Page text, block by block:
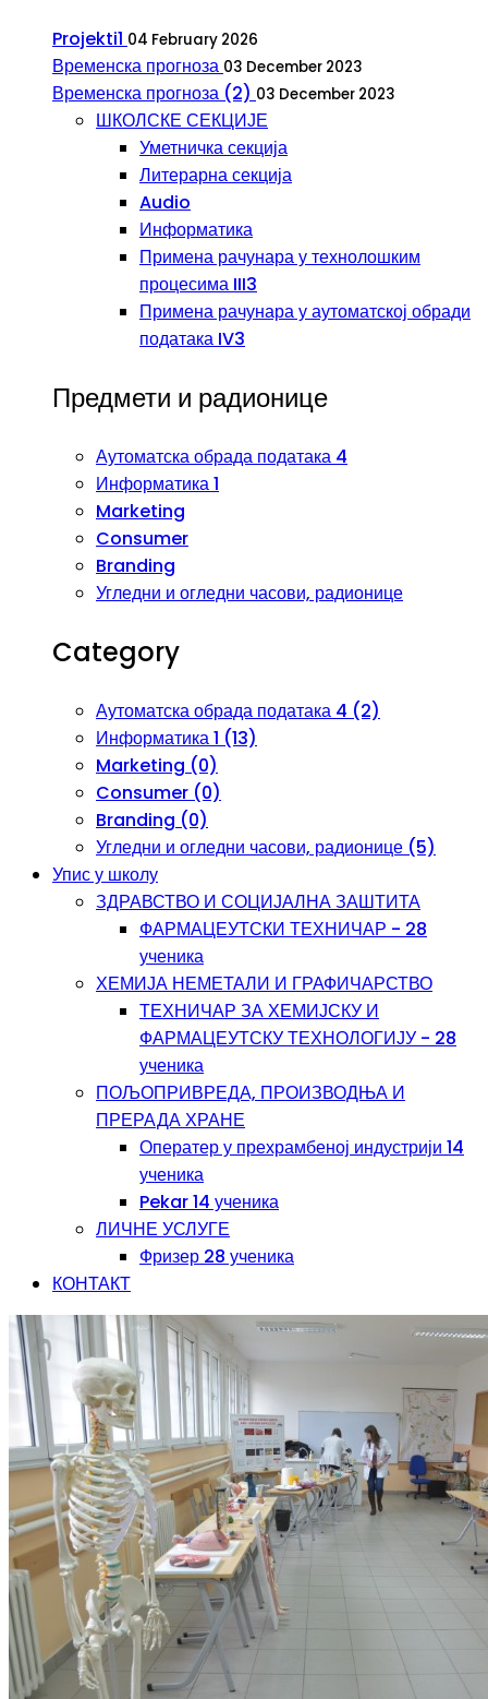
Projekti1 04 February 2026
Временска прогноза 03 December 2023
Временска прогноза (2) 03 December 2023
ШКОЛСКЕ СЕКЦИЈЕ
Уметничка секција
Литерарна секција
Audio
Информатика
Примена рачунара у технолошким
процесима III3
Примена рачунара у аутоматској обради
података IV3
Предмети и радионице
Аутоматска обрада података 4
Информатика 1
Marketing
Consumer
Branding
Угледни и огледни часови, радионице
Category
Аутоматска обрада података 4 (2)
Информатика 1 (13)
Marketing (0)
Consumer (0)
Branding (0)
Угледни и огледни часови, радионице (5)
Упис у школу
ЗДРАВСТВО И СОЦИЈАЛНА ЗАШТИТА
ФАРМАЦЕУТСКИ ТЕХНИЧАР - 28
ученика
ХЕМИЈА НЕМЕТАЛИ И ГРАФИЧАРСТВО
ТЕХНИЧАР ЗА ХЕМИЈСКУ И
ФАРМАЦЕУТСКУ ТЕХНОЛОГИЈУ - 28
ученика
ПОЉОПРИВРЕДА, ПРОИЗВОДЊА И
ПРЕРАДА ХРАНЕ
Оператер у прехрамбеној индустрији 14
ученика
Pekar 14 ученика
ЛИЧНЕ УСЛУГЕ
Фризер 28 ученика
КОНТАКТ